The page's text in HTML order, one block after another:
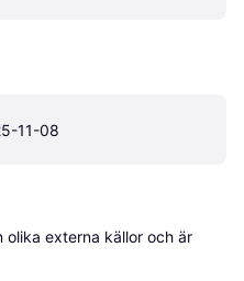
11-08
olika externa källor och är